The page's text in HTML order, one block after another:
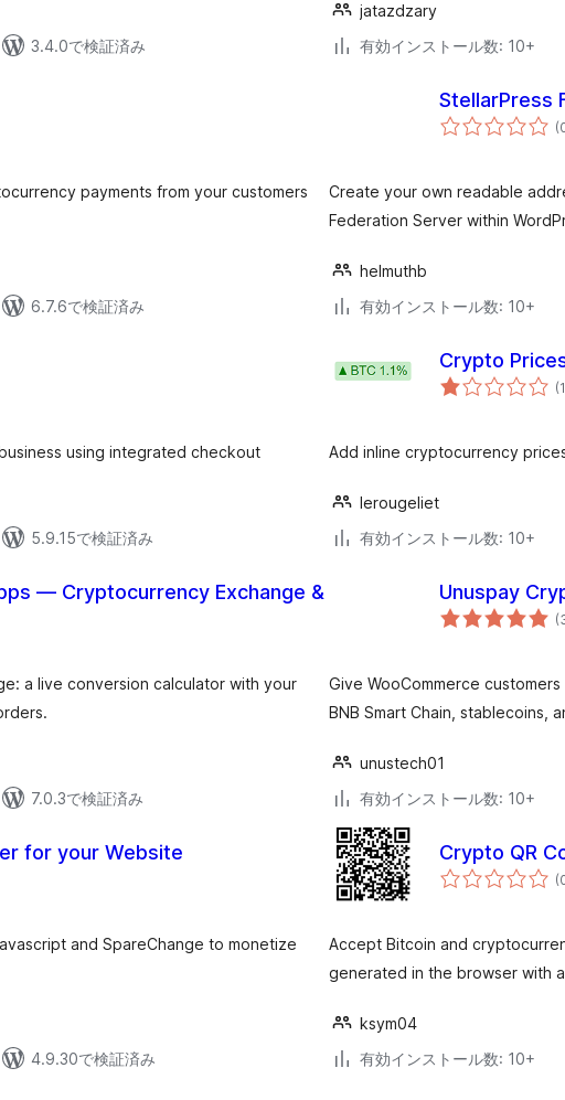
3.4.0で検証済み
jatazdzary
有効インストール数: 10+
payments from your customers
6.7.6で検証済み
StellarPress
Create your own readable
Federation Server within
helmuthb
有効インストール数: 10+
using integrated checkout
5.9.15で検証済み
Crypto
(1
Add inline cryptocurrency
lerougeliet
有効インストール数: 10+
— Cryptocurrency Exchange &
a live conversion calculator with your
7.0.3で検証済み
Unuspay
Give WooCommerce
BNB Smart Chain, stablecoins,
unustech01
有効インストール数: 10+
for your Website
and SpareChange to monetize
4.9.30で検証済み
Crypto QR
Accept Bitcoin and
generated in the browser with
ksym04
有効インストール数: 10+